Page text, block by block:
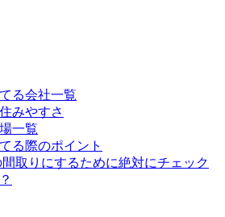
る会社一覧
みやすさ
一覧
る際のポイント
間取りにするために絶対にチェック